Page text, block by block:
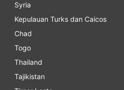
Syria
Kepulauan Turks dan Caicos
Chad
Togo
Thailand
Tajikistan